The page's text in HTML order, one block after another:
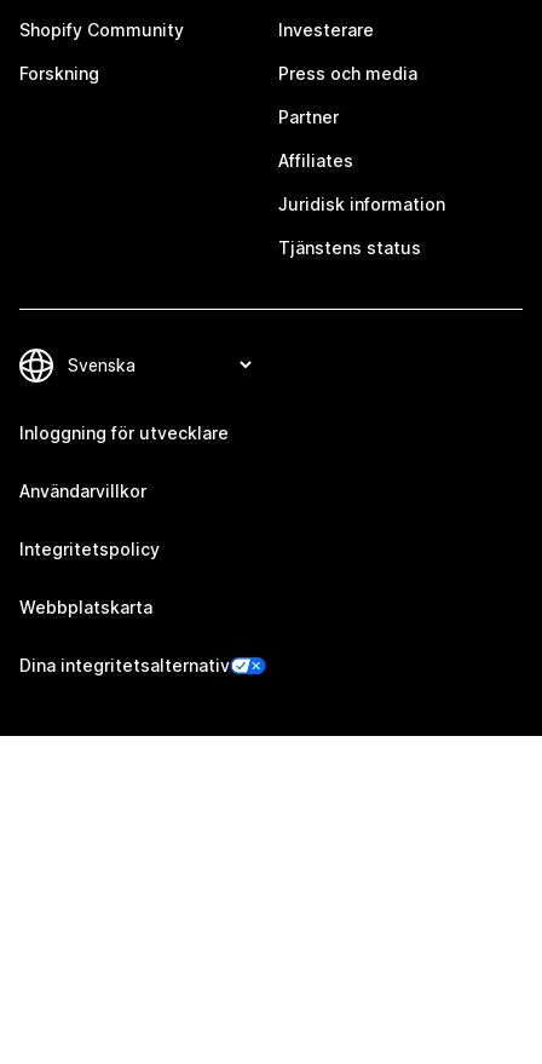
Shopify Community
Forskning
Investerare
Press och media
Partner
Affiliates
Juridisk information
Tjänstens status
Inloggning för utvecklare
Användarvillkor
Integritetspolicy
Webbplatskarta
Dina integritetsalternativ